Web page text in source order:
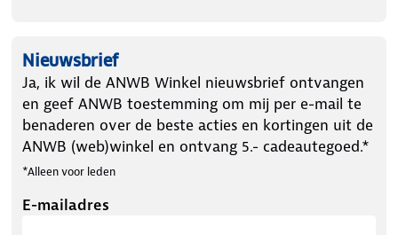
Nieuwsbrief
Ja, ik wil de ANWB Winkel nieuwsbrief ontvangen
en geef ANWB toestemming om mij per e-mail te
benaderen over de beste acties en kortingen uit de
ANWB (web)winkel en ontvang 5.- cadeautegoed.*
*Alleen voor leden
E-mailadres